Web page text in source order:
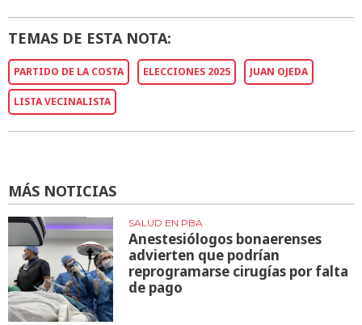
TEMAS DE ESTA NOTA:
PARTIDO DE LA COSTA ELECCIONES 2025 JUAN OJEDA
LISTA VECINALISTA
MÁS NOTICIAS
SALUD EN PBA
Anestesiólogos bonaerenses
advierten que podrían
reprogramarse cirugías por falta
de pago